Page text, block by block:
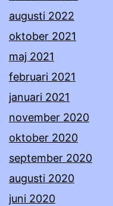
augusti 2022
oktober 2021
maj 2021
februari 2021
januari 2021
november 2020
oktober 2020
september 2020
augusti 2020
juni 2020